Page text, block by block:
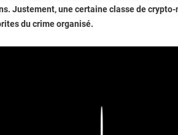
Justement, une certaine classe de
du crime organisé.